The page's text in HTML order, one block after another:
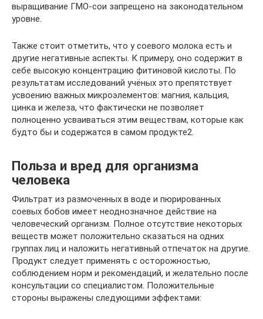
выращивание ГМО-сои запрещено на законодательном
уровне.
Также стоит отметить, что у соевого молока есть и
другие негативные аспекты. К примеру, оно содержит в
себе высокую концентрацию фитиновой кислоты. По
результатам исследований учёных это препятствует
усвоению важных микроэлементов: магния, кальция,
цинка и железа, что фактически не позволяет
полноценно усваиваться этим веществам, которые как
будто бы и содержатся в самом продукте2.
Польза и вред для организма
человека
Фильтрат из размоченных в воде и пюрированных
соевых бобов имеет неоднозначное действие на
человеческий организм. Полное отсутствие некоторых
веществ может положительно сказаться на одних
группах лиц и наложить негативный отпечаток на другие.
Продукт следует применять с осторожностью,
соблюдением норм и рекомендаций, и желательно после
консультации со специалистом. Положительные
стороны выражены следующими эффектами: